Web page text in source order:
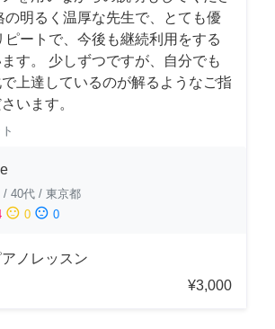
の明るく温厚な先生で、とても優
ピートで、今後も継続利用をする
す。 少しずつですが、自分でも
上達しているのが解るようなご指
います。
/ 40代 / 東京都
sentiment_neutral 0 sentiment_dissatisfied 0
ノレッスン
¥3,000